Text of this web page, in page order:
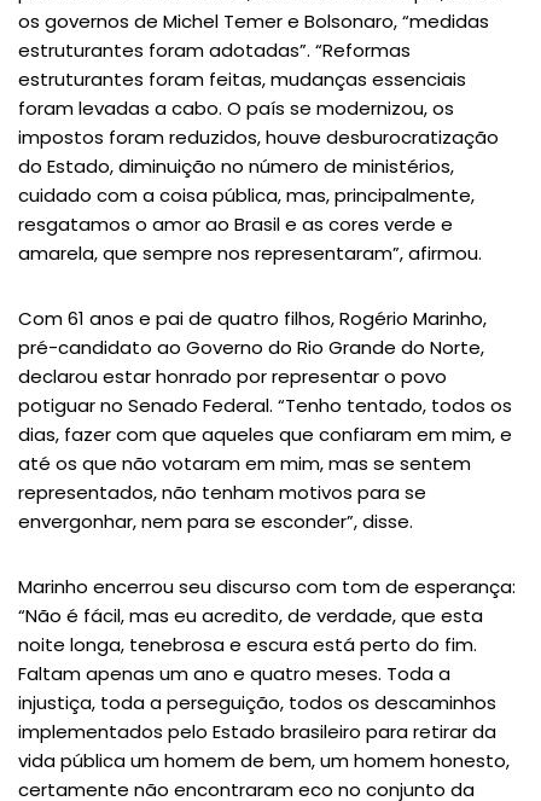
os governos de Michel Temer e Bolsonaro, “medidas
estruturantes foram adotadas”. “Reformas
estruturantes foram feitas, mudanças essenciais
foram levadas a cabo. O país se modernizou, os
impostos foram reduzidos, houve desburocratização
do Estado, diminuição no número de ministérios,
cuidado com a coisa pública, mas, principalmente,
resgatamos o amor ao Brasil e as cores verde e
amarela, que sempre nos representaram”, afirmou.
Com 61 anos e pai de quatro filhos, Rogério Marinho,
pré-candidato ao Governo do Rio Grande do Norte,
declarou estar honrado por representar o povo
potiguar no Senado Federal. “Tenho tentado, todos os
dias, fazer com que aqueles que confiaram em mim, e
até os que não votaram em mim, mas se sentem
representados, não tenham motivos para se
envergonhar, nem para se esconder”, disse.
Marinho encerrou seu discurso com tom de esperança:
“Não é fácil, mas eu acredito, de verdade, que esta
noite longa, tenebrosa e escura está perto do fim.
Faltam apenas um ano e quatro meses. Toda a
injustiça, toda a perseguição, todos os descaminhos
implementados pelo Estado brasileiro para retirar da
vida pública um homem de bem, um homem honesto,
certamente não encontraram eco no conjunto da